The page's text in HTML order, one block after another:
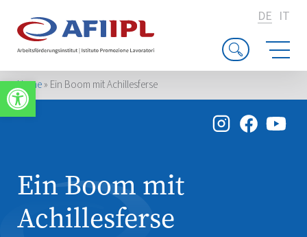
Werkzeugleiste öffnen
DE IT
Home» Ein Boom mit Achillesferse
Ein Boom mit
Achillesferse